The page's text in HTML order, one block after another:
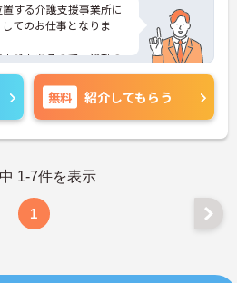
する介護支援事業所に
てのお仕事となりま
給もあるので、通勤の
できる環境となってお
おり、処遇改善手当や
富に整っています♪
をお伝えしますので、
い！
無料 紹介してもらう
1-7件を表示
1